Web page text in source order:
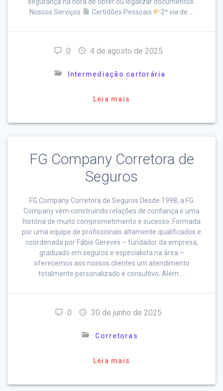
Nossos Serviços
Certidões Pessoais 2ª via de …
0 4 de agosto de 2025
Intermediação cartorária
Leia mais
FG Company Corretora de
Seguros
FG Company Corretora de Seguros Desde 1998, a FG
Company vem construindo relações de confiança e uma
história de muito comprometimento e sucesso. Formada
por uma equipe de profissionais altamente qualificados e
coordenada por Fábio Gerevini – fundador da empresa,
graduado em seguros e especialista na área –
oferecemos aos nossos clientes um atendimento
totalmente personalizado e consultivo. Além …
0 30 de junho de 2025
Corretoras
Leia mais